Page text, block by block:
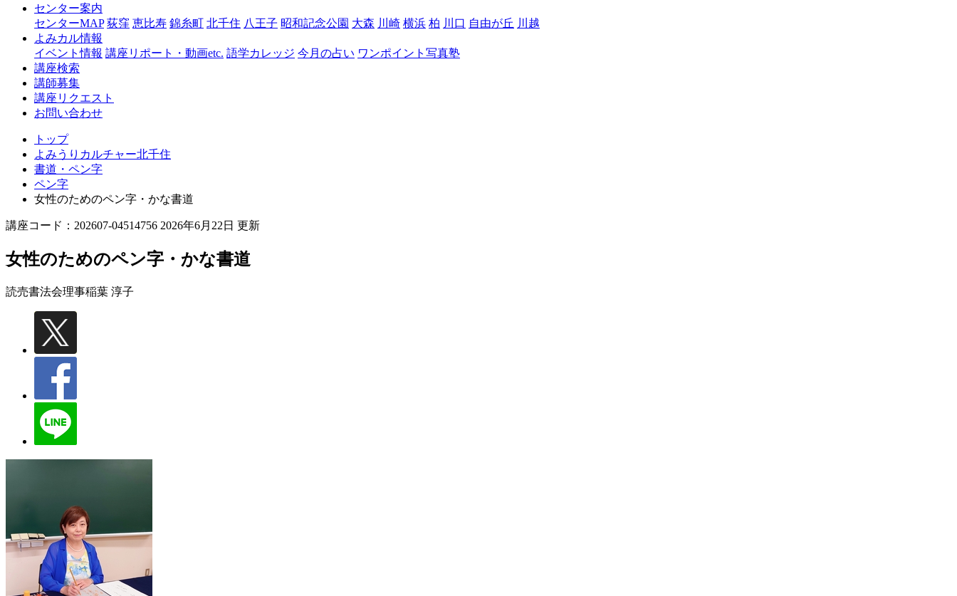
北
千
センター案内
センターMAP 荻窪 恵比寿 錦糸町 北千住 八王子 昭和記念公園 大森 川崎 横浜 柏 川口 自由が丘 川越
よみカル情報
イベント情報 講座リポート・動画etc. 語学カレッジ 今月の占い ワンポイント写真塾
講座検索
講師募集
講座リクエスト
お問い合わせ
トップ
よみうりカルチャー北千住
書道・ペン字
ペン字
女性のためのペン字・かな書道
講座コード：202607-04514756 2026年6月22日 更新
女性のためのペン字・かな書道
読売書法会理事稲葉 淳子